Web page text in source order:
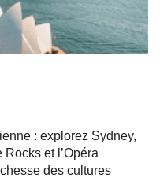
: explorez Sydney,
et l’Opéra
des cultures